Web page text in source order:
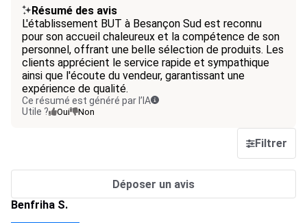
Résumé des avis
L'établissement BUT à Besançon Sud est reconnu
pour son accueil chaleureux et la compétence de son
personnel, offrant une belle sélection de produits. Les
clients apprécient le service rapide et sympathique
ainsi que l'écoute du vendeur, garantissant une
expérience de qualité.
Ce résumé est généré par l’IA
Utile ?
Oui Non
Filtrer
Déposer un avis
Benfriha S.